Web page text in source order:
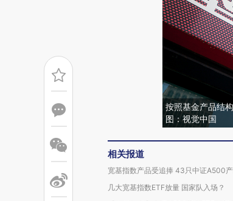
按照基金产品结
图：视觉中国
相关报道
宽基指数产品受追捧 43只中证A500
几大宽基指数ETF放量 国家队入场？